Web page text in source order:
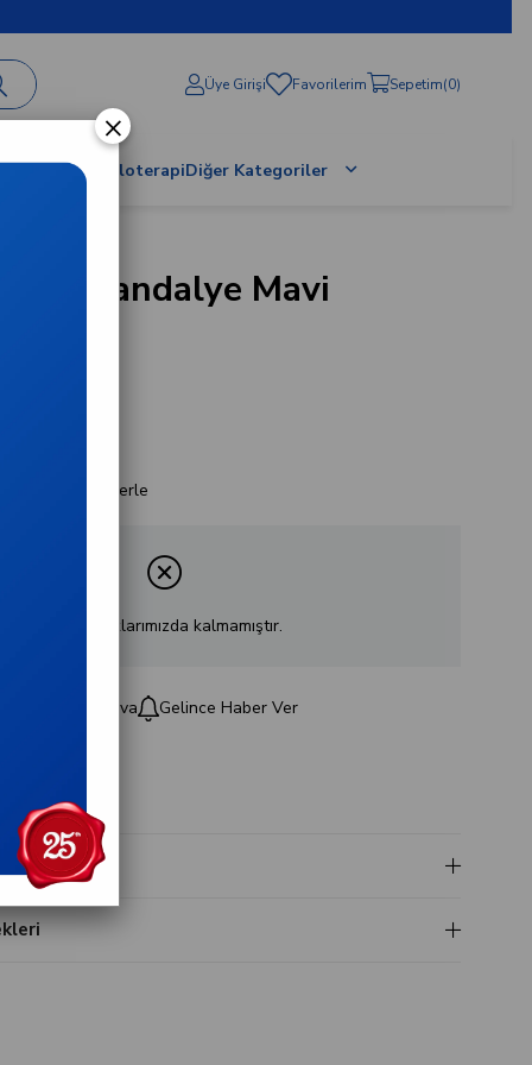
Üye Girişi Favorilerim Sepetim 0
Terapi / ProloterapiDiğer Kategoriler
Sandalye Mavi
taksitlerle
Ürün stoklarımızda kalmamıştır.
Kargo Bedava Gelince Haber Ver
×